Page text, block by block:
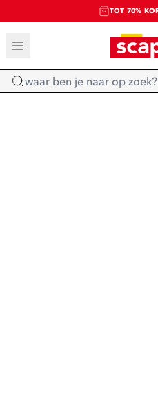
TOT 70%
SALE:SHOP
Home